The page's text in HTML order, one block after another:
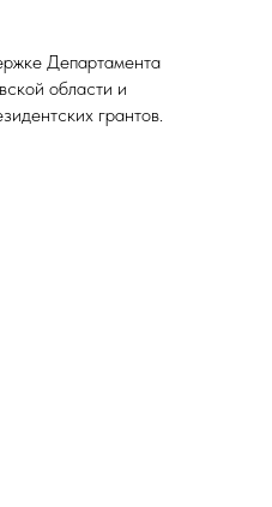
Департамента
области и
грантов.